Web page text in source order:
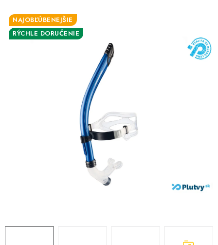
POTÁPANIE
OBLEČENIE
NAJOBĽÚBENEJŠIE
RÝCHLE DORUČENIE